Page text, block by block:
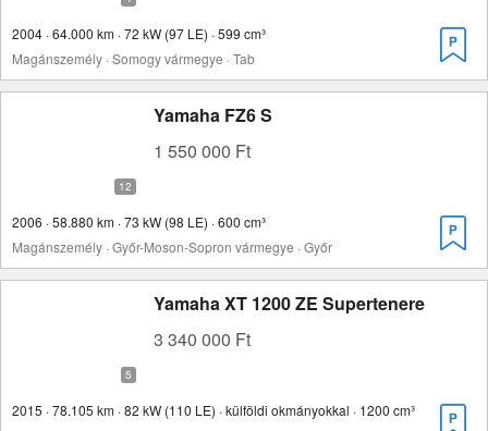
2004 · 64.000 km · 72 kW (97 LE) · 599 cm³
Magánszemély · Somogy vármegye · Tab
Yamaha FZ6 S
1 550 000 Ft
2006 · 58.880 km · 73 kW (98 LE) · 600 cm³
Magánszemély · Győr-Moson-Sopron vármegye · Győr
Yamaha XT 1200 ZE Supertenere
3 340 000 Ft
2015 · 78.105 km · 82 kW (110 LE) · külföldi okmányokkal · 1200 cm³